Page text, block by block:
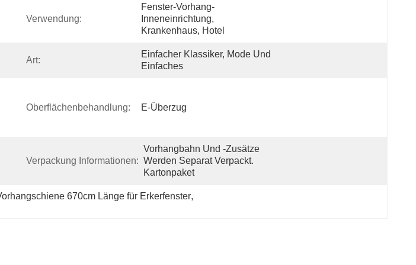
Verwendung:
Fenster-Vorhang-
Inneneinrichtung,
Krankenhaus, Hotel
Art:
Einfacher Klassiker, Mode Und
Einfaches
Oberflächenbehandlung: E-Überzug
Verpackung Informationen:
Vorhangbahn Und -zusätze
Werden Separat Verpackt.
Kartonpaket
670cm Länge für Erkerfenster,